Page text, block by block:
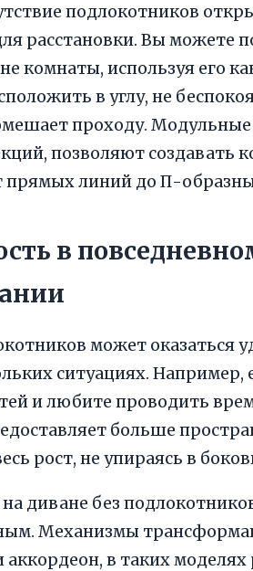
подлокотников
расстановки. Вы можете
комнаты, используя его
в углу, не
проходу.
позволяют создавать
прямых линий до П-
в
может оказаться
ситуациях. Например,
и любите проводить
больше
рост, не упираясь в
диване без
Механизмы
в таких